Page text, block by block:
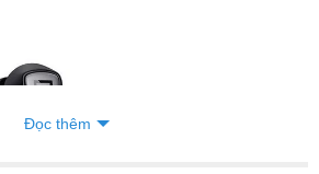
Đọc thêm